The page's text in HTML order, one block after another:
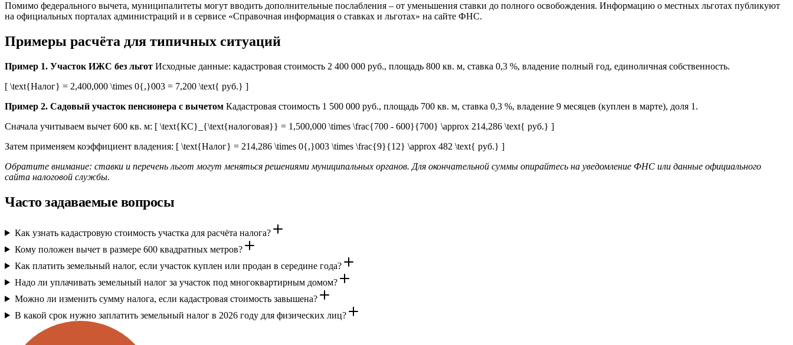
Помимо федерального вычета, муниципалитеты могут вводить дополнительные послабления – от уменьшения ставки до полного освобождения. Информацию о местных льготах публикуют
на официальных порталах администраций и в сервисе «Справочная информация о ставках и льготах» на сайте ФНС.
Примеры расчёта для типичных ситуаций
Пример 1. Участок ИЖС без льгот Исходные данные: кадастровая стоимость 2 400 000 руб., площадь 800 кв. м, ставка 0,3 %, владение полный год, единоличная собственность.
[ \text{Налог} = 2,400,000 \times 0{,}003 = 7,200 \text{ руб.} ]
Пример 2. Садовый участок пенсионера с вычетом Кадастровая стоимость 1 500 000 руб., площадь 700 кв. м, ставка 0,3 %, владение 9 месяцев (куплен в марте), доля 1.
Сначала учитываем вычет 600 кв. м: [ \text{КС}_{\text{налоговая}} = 1,500,000 \times \frac{700 - 600}{700} \approx 214,286 \text{ руб.} ]
Затем применяем коэффициент владения: [ \text{Налог} = 214,286 \times 0{,}003 \times \frac{9}{12} \approx 482 \text{ руб.} ]
Обратите внимание: ставки и перечень льгот могут меняться решениями муниципальных органов. Для окончательной суммы опирайтесь на уведомление ФНС или данные официального
сайта налоговой службы.
Часто задаваемые вопросы
Как узнать кадастровую стоимость участка для расчёта налога?
Кому положен вычет в размере 600 квадратных метров?
Как платить земельный налог, если участок куплен или продан в середине года?
Надо ли уплачивать земельный налог за участок под многоквартирным домом?
Можно ли изменить сумму налога, если кадастровая стоимость завышена?
В какой срок нужно заплатить земельный налог в 2026 году для физических лиц?